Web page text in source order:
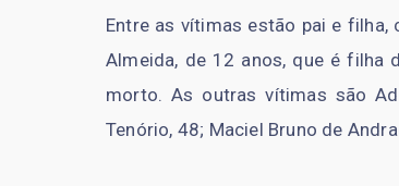
Entre as vítimas estão pai e filha,
Almeida, de 12 anos, que é filha
morto. As outras vítimas são
Tenório, 48; Maciel Bruno de